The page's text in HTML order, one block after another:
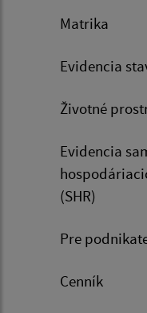
Matrika
Evidencia
Životné
Evidencia
(SHR)
Pre
Cenník